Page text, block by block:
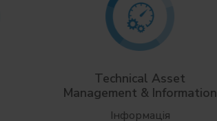
Technical Asset
Management & Information
Інформація